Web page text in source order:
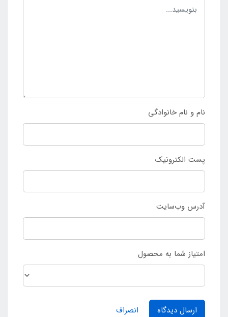
نام و نام خانوادگی
پست الکترونیک
آدرس وب‌سایت
امتیاز شما به محصول
ارسال دیدگاه انصراف